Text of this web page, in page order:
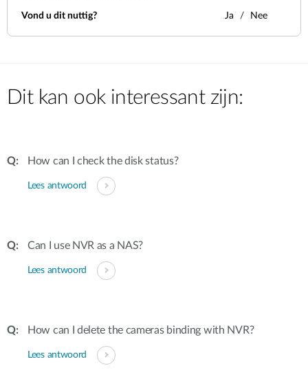
Vond u dit nuttig? Ja Nee
Dit kan ook interessant zijn:
How can I check the disk status?
Lees antwoord
Can I use NVR as a NAS?
Lees antwoord
How can I delete the cameras binding with NVR?
Lees antwoord